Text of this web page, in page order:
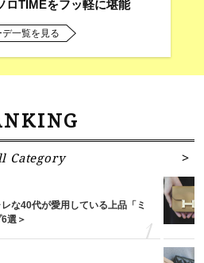
ロTIMEをフッ軽に堪能
デ一覧を見る
Category
レな40代が愛用している上品「ミ
選＞